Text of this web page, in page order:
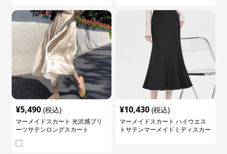
¥5,490 (税込)
マーメイドスカート 光沢感プリ
ーツサテンロングスカート
¥10,430 (税込)
マーメイドスカート ハイウエス
トサテンマーメイドミディスカー